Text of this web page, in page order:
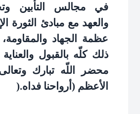
في مجالس التأبين
والعهد مع مبادئ الثورة
عظمة الجهاد
ذلك كلّه بالقبول
محضر اللّه تبارك
الأعظم (أرواحنا فداه).